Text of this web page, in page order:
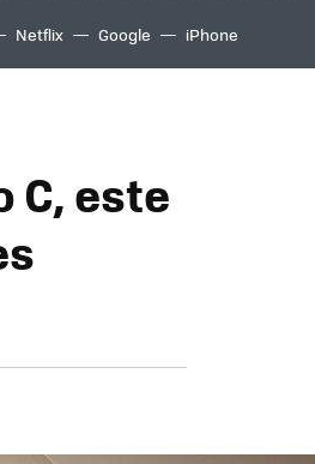
Netflix Google iPhone
C, este